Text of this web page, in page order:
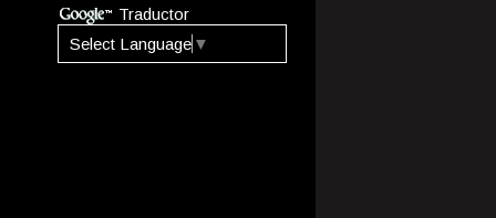
Traductor
Select Language ▼